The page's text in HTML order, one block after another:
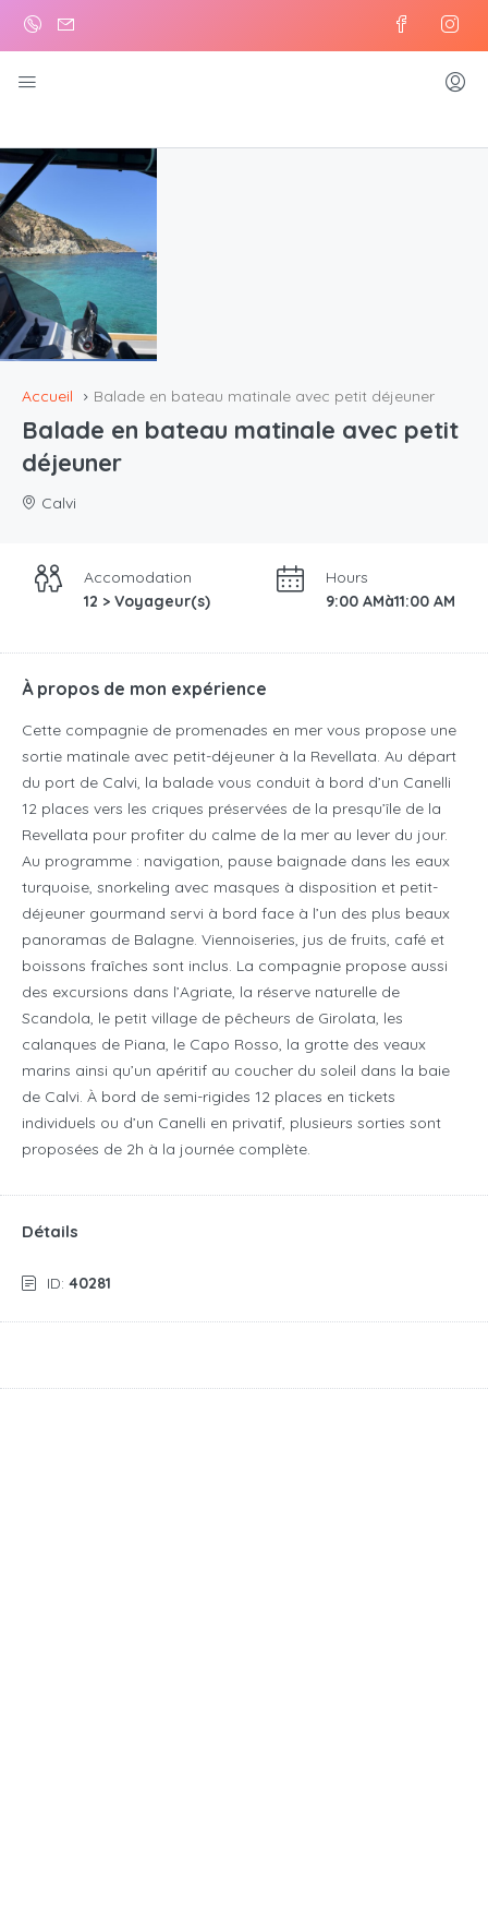
Accueil Balade en bateau matinale avec petit déjeuner
Balade en bateau matinale avec petit
déjeuner
Calvi
Accomodation
12 > Voyageur(s)
Hours
9:00 AMà11:00 AM
À propos de mon expérience
Cette compagnie de promenades en mer vous propose une
sortie matinale avec petit-déjeuner à la Revellata. Au départ
du port de Calvi, la balade vous conduit à bord d’un Canelli
12 places vers les criques préservées de la presqu’île de la
Revellata pour profiter du calme de la mer au lever du jour.
Au programme : navigation, pause baignade dans les eaux
turquoise, snorkeling avec masques à disposition et petit-
déjeuner gourmand servi à bord face à l’un des plus beaux
panoramas de Balagne. Viennoiseries, jus de fruits, café et
boissons fraîches sont inclus. La compagnie propose aussi
des excursions dans l’Agriate, la réserve naturelle de
Scandola, le petit village de pêcheurs de Girolata, les
calanques de Piana, le Capo Rosso, la grotte des veaux
marins ainsi qu’un apéritif au coucher du soleil dans la baie
de Calvi. À bord de semi-rigides 12 places en tickets
individuels ou d’un Canelli en privatif, plusieurs sorties sont
proposées de 2h à la journée complète.
Détails
ID: 40281